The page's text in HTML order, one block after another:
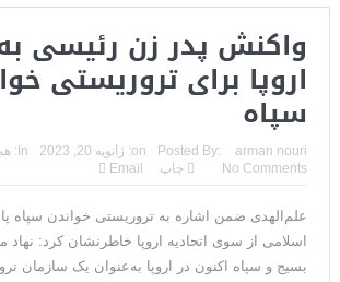
پابرجاست
ایران؛ واکنش ترامپ و معاونش به اقدام
منیر به عربستان
مقاله: اپوزیسیون بی‌راه‌حل؛ وقتی دشمنی با
ایران را می‌گیرد
۱۰ تریلیون دلار؛ چگونه جرایم سایبری به
تبدیل شد؟
واکنش پدر زن رئیسی
اروپا برای تروریستی
سپاه
Posted By: arman nouri
on: ژانویه 20, 2023 In:
No Comments
چاپ Email
علم‌الهدی ضمن اشاره به تروریستی خواندن سپاه
اسلامی از سوی اتحادیه اروپا خاطرنشان کرد:
بسیج و سپاه اکنون در اروپا به‌عنوان یک سازمان